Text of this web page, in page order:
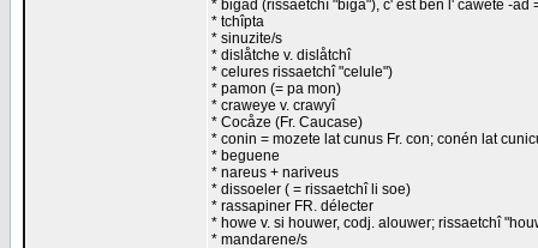
* bigåd (rissaetchî "bigå"), c' est bén l' cawete -åd
* tchîpta
* sinuzite/s
* dislåtche v. dislåtchî
* celures rissaetchî "celule")
* pamon (= pa mon)
* craweye v. crawyî
* Cocåze (Fr. Caucase)
* conin = mozete lat cunus Fr. con; conén lat
* beguene
* nareus + nariveus
* dissoeler ( = rissaetchî li soe)
* rassapiner FR. délecter
* howe v. si houwer, codj. alouwer; rissaetchî
* mandarene/s